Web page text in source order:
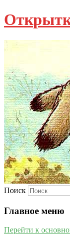
Поиск
Главное меню
Перейти к